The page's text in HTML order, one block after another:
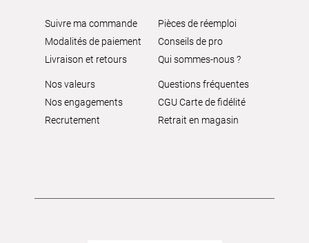
Suivre ma commande
Modalités de paiement
Livraison et retours
Pièces de réemploi
Conseils de pro
Qui sommes-nous ?
Nos valeurs
Nos engagements
Recrutement
Questions fréquentes
CGU Carte de fidélité
Retrait en magasin